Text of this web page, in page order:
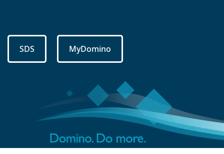
SDS MyDomino